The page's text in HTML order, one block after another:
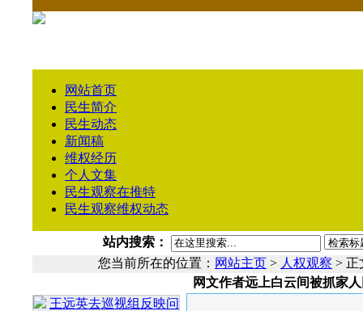
网站首页
民生简介
民生动态
新闻稿
维权经历
个人文集
民生观察在推特
民生观察维权动态
站内搜索：
您当前所在的位置： 网站主页 > 人权观察 > 正
王远英去巡视组反映问
网文作者远上白云间被抓家